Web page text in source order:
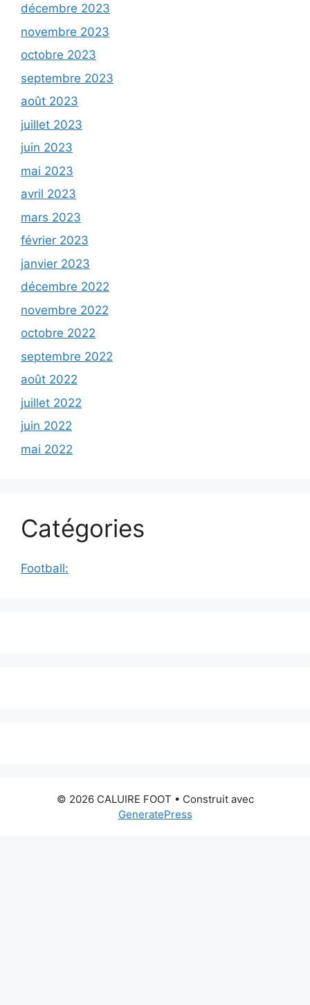
décembre 2023
novembre 2023
octobre 2023
septembre 2023
août 2023
juillet 2023
juin 2023
mai 2023
avril 2023
mars 2023
février 2023
janvier 2023
décembre 2022
novembre 2022
octobre 2022
septembre 2022
août 2022
juillet 2022
juin 2022
mai 2022
Catégories
Football:
© 2026 CALUIRE FOOT • Construit avec
GeneratePress